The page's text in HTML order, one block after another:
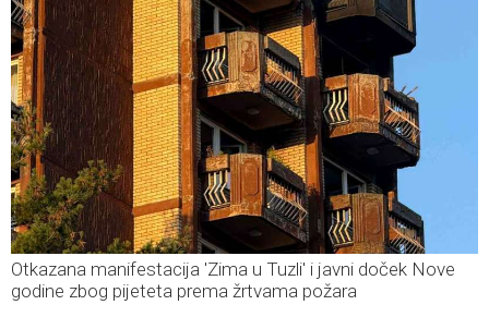
Otkazana manifestacija 'Zima u Tuzli' i javni doček Nove
godine zbog pijeteta prema žrtvama požara